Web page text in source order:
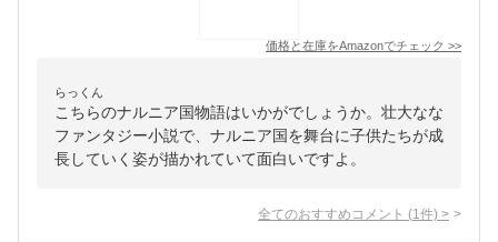
価格と在庫をAmazonでチェック >>
らっくん
こちらのナルニア国物語はいかがでしょうか。壮大なな
ファンタジー小説で、ナルニア国を舞台に子供たちが成
長していく姿が描かれていて面白いですよ。
全てのおすすめコメント (1 件) >